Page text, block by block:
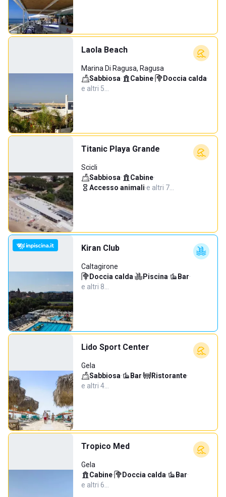
Laola Beach
Marina Di Ragusa, Ragusa
Sabbiosa· Cabine· Doccia calda·
e altri 5…
Titanic Playa Grande
Scicli
Sabbiosa· Cabine·
Accesso animali·e altri 7…
Kiran Club
Caltagirone
Doccia calda· Piscina· Bar·
e altri 8…
Lido Sport Center
Gela
Sabbiosa· Bar· Ristorante·
e altri 4…
Tropico Med
Gela
Cabine· Doccia calda· Bar·
e altri 6…